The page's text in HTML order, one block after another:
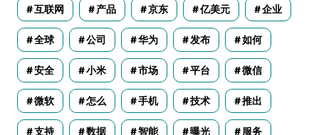
互联网 产品 京东 亿美元 企业
全球 公司 华为 发布 如何
安全 小米 市场 平台 微信
微软 怎么 手机 技术 推出
支持 数据 智能 曝光 服务